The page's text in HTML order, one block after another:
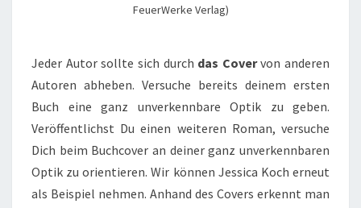
FeuerWerke Verlag)
Jeder Autor sollte sich durch das Covervon anderen
Autoren abheben. Versuche bereits deinem ersten
Buch eine ganz unverkennbare Optik zu geben.
Veröffentlichst Du einen weiteren Roman, versuche
Dich beim Buchcover an deiner ganz unverkennbaren
Optik zu orientieren. Wir können Jessica Koch erneut
als Beispiel nehmen. Anhand des Covers erkennt man